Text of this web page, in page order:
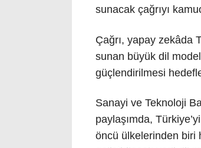
sunacak çağrıyı
Çağrı, yapay zekâda
sunan büyük dil
güçlendirilmesi
Sanayi ve Teknoloji
paylaşımda,
öncü ülkelerinden biri